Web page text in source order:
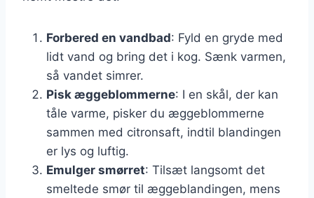
Forbered en vandbad: Fyld en gryde med
lidt vand og bring det i kog. Sænk varmen,
så vandet simrer.
Pisk æggeblommerne: I en skål, der kan
tåle varme, pisker du æggeblommerne
sammen med citronsaft, indtil blandingen
er lys og luftig.
Emulger smørret: Tilsæt langsomt det
smeltede smør til æggeblandingen, mens